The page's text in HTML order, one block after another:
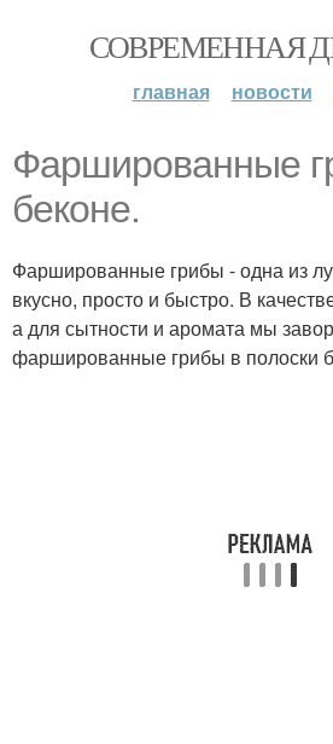
СОВРЕМЕННАЯ
главная новости
Фаршированные
беконе.
Фаршированные грибы - одна из
вкусно, просто и быстро. В
а для сытности и аромата мы
фаршированные грибы в полоски